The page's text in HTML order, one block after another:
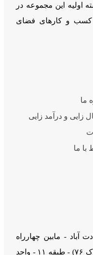
هسته اولیه این مجموعه در
کسب و کارهای فضای
ما
زایی و درآمد زایی
با ما
آباد - مابین چهارراه
سرو و کتاب - برج لیام (پلاک ۷۶) - طبقه ۱۱ - واحد